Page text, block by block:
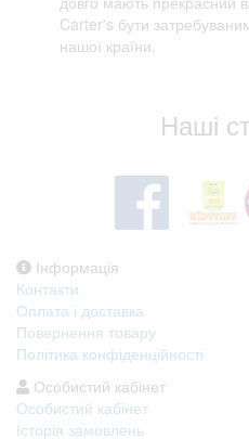
Carter's бути
нашої країни.
Наші
Інформація
Контакти
Оплата і доставка
Повернення товару
Політика конфіденційності
Особистий кабінет
Особистий кабінет
Історія замовлень